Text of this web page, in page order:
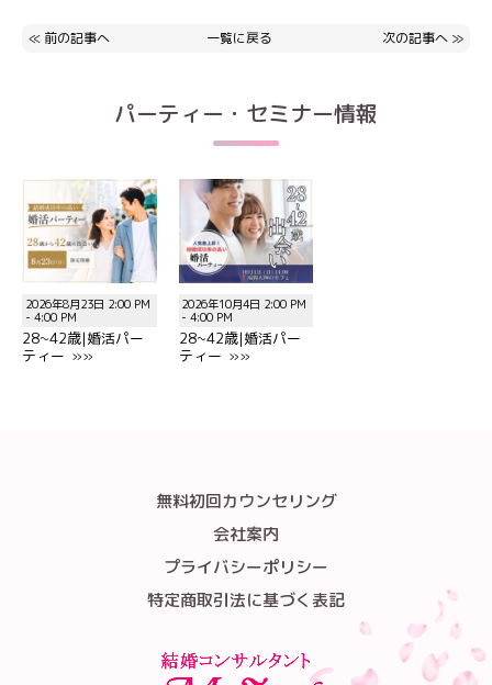
≪ 前の記事へ 一覧に戻る 次の記事へ ≫
パーティー・セミナー情報
2026年8月23日 2:00 PM
- 4:00 PM
28~42歳|婚活パー
ティー »»
2026年10月4日 2:00 PM
- 4:00 PM
28~42歳|婚活パー
ティー »»
無料初回カウンセリング
会社案内
プライバシーポリシー
特定商取引法に基づく表記